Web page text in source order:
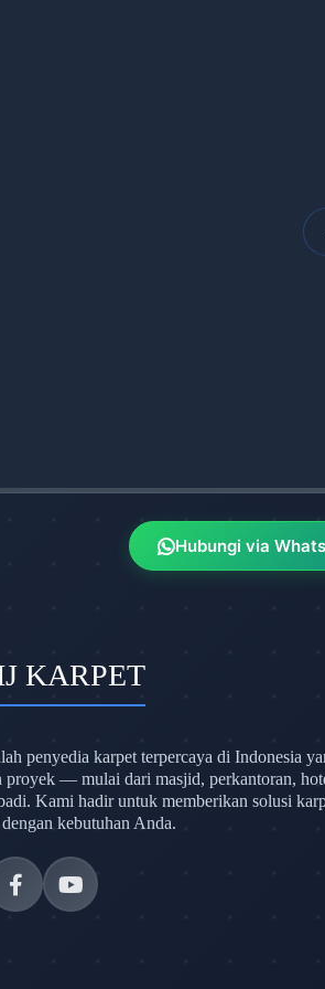
Hubungi via
KARPET
penyedia karpet terpercaya di Indonesia
proyek — mulai dari masjid, perkantoran,
Kami hadir untuk memberikan solusi
kebutuhan Anda.